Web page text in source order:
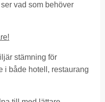
vad som behöver
stämning för
i både hotell, restaurang